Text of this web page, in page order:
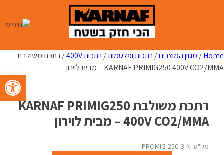
פתח
Home
/ מגוון המוצרים/ רתכות ופלסמות/ רתכות 400V
/ רתכת משולבת
KARNAF PRIMIG250 400V CO2/MMA – מבית לוירון
רתכת משולבת KARNAF PRIMIG250
400V CO2/MMA – מבית לוירון
מק"ט: PROMIG-250-3-N